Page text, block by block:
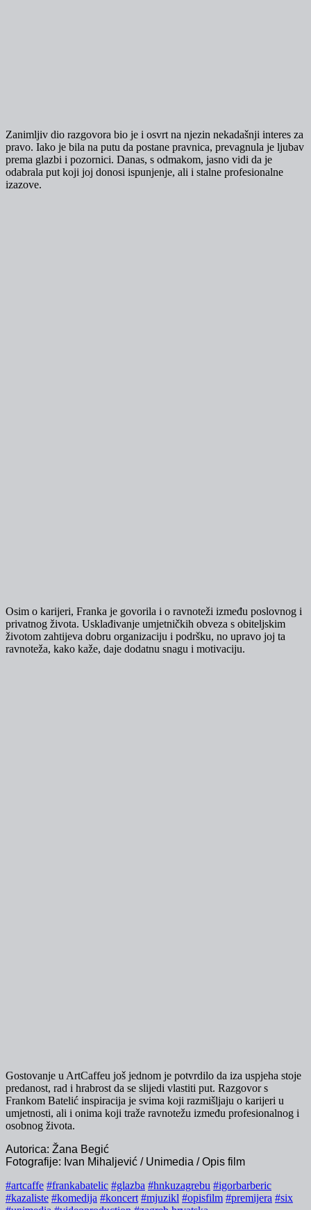
Zanimljiv dio razgovora bio je i osvrt na njezin nekadašnji interes za
pravo. Iako je bila na putu da postane pravnica, prevagnula je ljubav
prema glazbi i pozornici. Danas, s odmakom, jasno vidi da je
odabrala put koji joj donosi ispunjenje, ali i stalne profesionalne
izazove.
Osim o karijeri, Franka je govorila i o ravnoteži između poslovnog i
privatnog života. Usklađivanje umjetničkih obveza s obiteljskim
životom zahtijeva dobru organizaciju i podršku, no upravo joj ta
ravnoteža, kako kaže, daje dodatnu snagu i motivaciju.
Gostovanje u ArtCaffeu još jednom je potvrdilo da iza uspjeha stoje
predanost, rad i hrabrost da se slijedi vlastiti put. Razgovor s
Frankom Batelić inspiracija je svima koji razmišljaju o karijeri u
umjetnosti, ali i onima koji traže ravnotežu između profesionalnog i
osobnog života.
Autorica: Žana Begić
Fotografije: Ivan Mihaljević / Unimedia / Opis film
#artcaffe #frankabatelic #glazba #hnkuzagrebu #igorbarberic
#kazaliste #komedija #koncert #mjuzikl #opisfilm #premijera #six